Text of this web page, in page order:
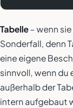
Tabelle– wenn
Sonderfall, denn
eine eigene
sinnvoll, wenn du
außerhalb der
intern aufgebaut